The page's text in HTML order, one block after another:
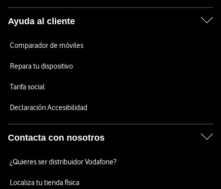
Ayuda al cliente
Comparador de móviles
Repara tu dispositivo
Tarifa social
Declaración Accesibilidad
Contacta con nosotros
¿Quieres ser distribuidor Vodafone?
Localiza tu tienda física